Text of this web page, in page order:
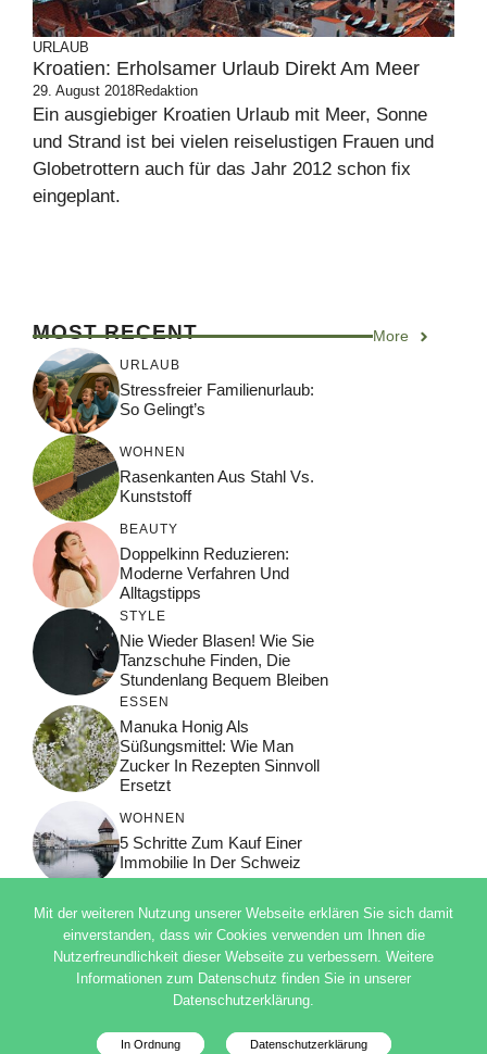
URLAUB
Kroatien: Erholsamer Urlaub Direkt Am Meer
29. August 2018Redaktion
Ein ausgiebiger Kroatien Urlaub mit Meer, Sonne
und Strand ist bei vielen reiselustigen Frauen und
Globetrottern auch für das Jahr 2012 schon fix
eingeplant.
MOST RECENT More
URLAUB
Stressfreier Familienurlaub:
So Gelingt’s
WOHNEN
Rasenkanten Aus Stahl Vs.
Kunststoff
BEAUTY
Doppelkinn Reduzieren:
Moderne Verfahren Und
Alltagstipps
STYLE
Nie Wieder Blasen! Wie Sie
Tanzschuhe Finden, Die
Stundenlang Bequem Bleiben
ESSEN
Manuka Honig Als
Süßungsmittel: Wie Man
Zucker In Rezepten Sinnvoll
Ersetzt
WOHNEN
5 Schritte Zum Kauf Einer
Immobilie In Der Schweiz
© 2026 ADSIMPLE
DATENSCHUTZERKLÄRUNG
Mit der weiteren Nutzung unserer Webseite erklären Sie sich damit
einverstanden, dass wir Cookies verwenden um Ihnen die
Nutzerfreundlichkeit dieser Webseite zu verbessern. Weitere
Informationen zum Datenschutz finden Sie in unserer
Datenschutzerklärung.
In Ordnung Datenschutzerklärung
Deutsch